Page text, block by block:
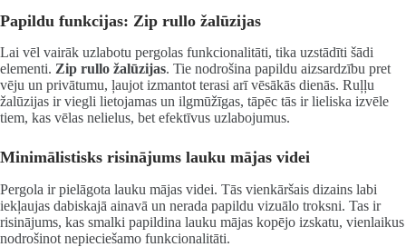
Papildu funkcijas: Zip rullo žalūzijas
Lai vēl vairāk uzlabotu pergolas funkcionalitāti, tika uzstādīti šādi
elementi. Zip rullo žalūzijas. Tie nodrošina papildu aizsardzību pret
vēju un privātumu, ļaujot izmantot terasi arī vēsākās dienās. Ruļļu
žalūzijas ir viegli lietojamas un ilgmūžīgas, tāpēc tās ir lieliska izvēle
tiem, kas vēlas nelielus, bet efektīvus uzlabojumus.
Minimālistisks risinājums lauku mājas videi
Pergola ir pielāgota lauku mājas videi. Tās vienkāršais dizains labi
iekļaujas dabiskajā ainavā un nerada papildu vizuālo troksni. Tas ir
risinājums, kas smalki papildina lauku mājas kopējo izskatu, vienlaikus
nodrošinot nepieciešamo funkcionalitāti.